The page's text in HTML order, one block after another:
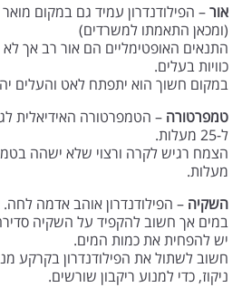
אור– הפילודנדרון עמיד גם במקום
(ומכאן התאמתו למשרדים)
התנאים האופטימליים הם אור רב אך
כוויות בעלים.
במקום חשוך הוא יתפתח לאט והעלים
טמפרטורה
ל-25 מעלות.
מעלות.
השקיה – הפילודנדרון אוהב אדמה לחה.
במים אך חשוב להקפיד על השקיה
יש להפחית את כמות המים.
חשוב לשתול את הפילודנדרון בקרקע
ניקוז, כדי למנוע ריקבון שורשים.